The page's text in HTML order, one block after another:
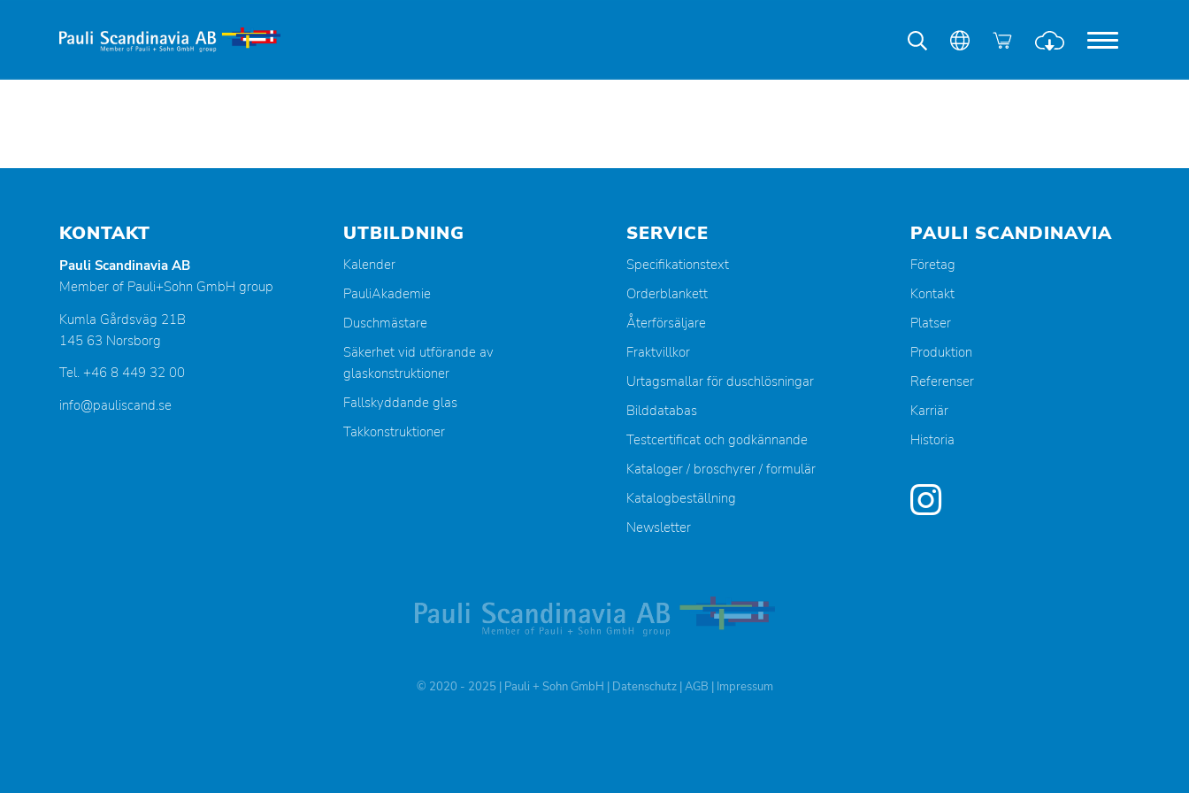
KONTAKT
Pauli Scandinavia AB
Member of Pauli+Sohn GmbH group
Kumla Gårdsväg 21B
145 63 Norsborg
Tel. +46 8 449 32 00
info@pauliscand.se
UTBILDNING
Kalender
PauliAkademie
Duschmästare
Säkerhet vid utförande av
glaskonstruktioner
Fallskyddande glas
Takkonstruktioner
SERVICE
Specifikationstext
Orderblankett
Återförsäljare
Fraktvillkor
Urtagsmallar för duschlösningar
Bilddatabas
Testcertificat och godkännande
Kataloger / broschyrer / formulär
Katalogbeställning
Newsletter
PAULI SCANDINAVIA
Företag
Kontakt
Platser
Produktion
Referenser
Karriär
Historia
© 2020 - 2025 | Pauli + Sohn GmbH | Datenschutz|AGB | Impressum